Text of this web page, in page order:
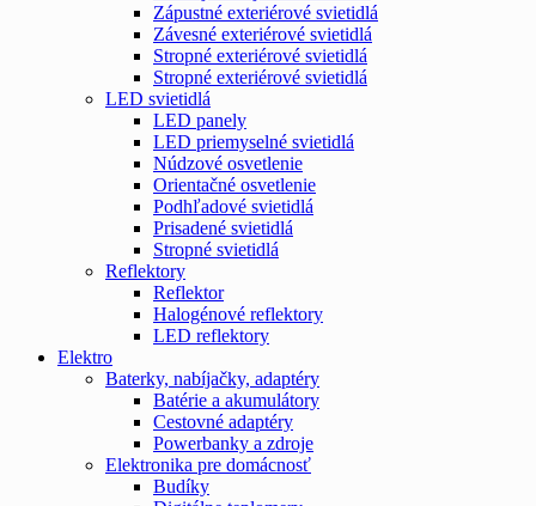
Zápustné exteriérové svietidlá
Závesné exteriérové svietidlá
Stropné exteriérové svietidlá
Stropné exteriérové svietidlá
LED svietidlá
LED panely
LED priemyselné svietidlá
Núdzové osvetlenie
Orientačné osvetlenie
Podhľadové svietidlá
Prisadené svietidlá
Stropné svietidlá
Reflektory
Reflektor
Halogénové reflektory
LED reflektory
Elektro
Baterky, nabíjačky, adaptéry
Batérie a akumulátory
Cestovné adaptéry
Powerbanky a zdroje
Elektronika pre domácnosť
Budíky